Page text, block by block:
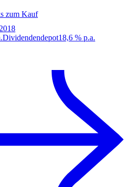
zum Kauf
Dividendendepot18,6 % p.a.